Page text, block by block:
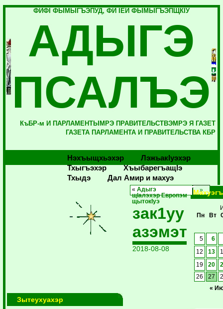
ФИФI ФЫМЫГЪЭПУД, ФИ IЕЙ ФЫМЫГЪЭПЩКIУ
АДЫГЭ
ПСАЛЪЭ
КъБР-м И ПАРЛАМЕНТЫМРЭ ПРАВИТЕЛЬСТВЭМРЭ Я ГАЗЕТ
ГАЗЕТА ПАРЛАМЕНТА И ПРАВИТЕЛЬСТВА КБР
Нэхъыщхьэхэр
Лэжьакlуэхэр
Тхыгъэхэр
Хъыбарегъащlэ
Тхыдэ
Дал Амир и махуэ
Зытеухуахэр
«Адыгэ
щIалэхэр Европэм
щытокIуэ
зак1уу
азэмэт
2018-08-08
Пн
Вт
«
5 6
12 13
19 20
26
27